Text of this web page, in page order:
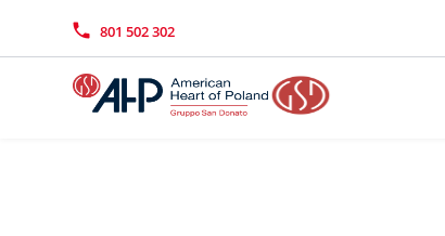
801 502 302